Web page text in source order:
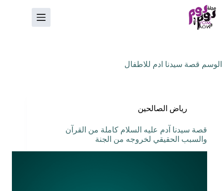
التجاوز
إلى
المحتوى
الوسم قصة سيدنا ادم للاطفال
رياض الصالحين
قصة سيدنا آدم عليه السلام كاملة من القرآن
والسبب الحقيقي لخروجه من الجنة